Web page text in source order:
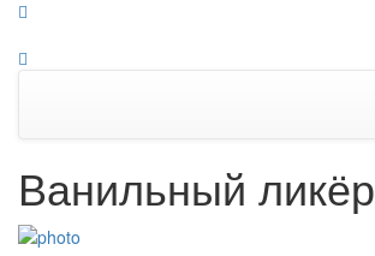
Ванильный ликёр